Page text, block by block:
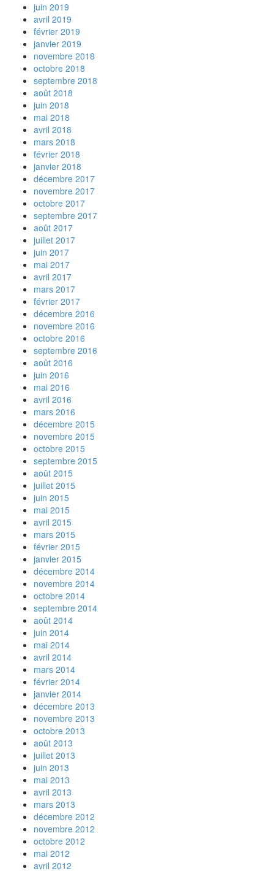
juin 2019
avril 2019
février 2019
janvier 2019
novembre 2018
octobre 2018
septembre 2018
août 2018
juin 2018
mai 2018
avril 2018
mars 2018
février 2018
janvier 2018
décembre 2017
novembre 2017
octobre 2017
septembre 2017
août 2017
juillet 2017
juin 2017
mai 2017
avril 2017
mars 2017
février 2017
décembre 2016
novembre 2016
octobre 2016
septembre 2016
août 2016
juin 2016
mai 2016
avril 2016
mars 2016
décembre 2015
novembre 2015
octobre 2015
septembre 2015
août 2015
juillet 2015
juin 2015
mai 2015
avril 2015
mars 2015
février 2015
janvier 2015
décembre 2014
novembre 2014
octobre 2014
septembre 2014
août 2014
juin 2014
mai 2014
avril 2014
mars 2014
février 2014
janvier 2014
décembre 2013
novembre 2013
octobre 2013
août 2013
juillet 2013
juin 2013
mai 2013
avril 2013
mars 2013
décembre 2012
novembre 2012
octobre 2012
mai 2012
avril 2012